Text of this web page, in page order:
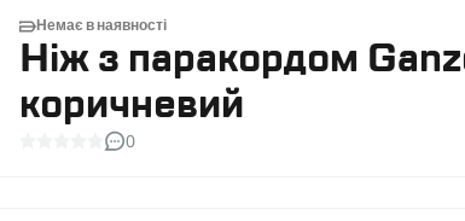
Немає в наявності
Ніж з паракордом
коричневий
0